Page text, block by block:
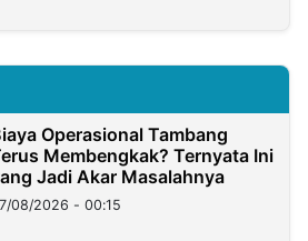
Operasional Tambang
Membengkak? Ternyata Ini
Jadi Akar Masalahnya
08/2026 - 00:15